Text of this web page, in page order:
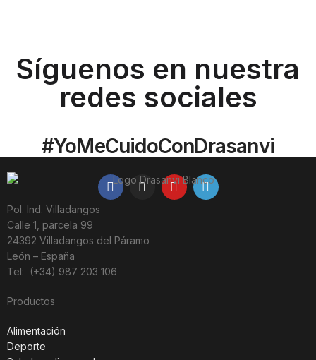
Síguenos en nuestra
redes sociales
#YoMeCuidoConDrasanvi
Pol. Ind. Villadangos
Calle 1, parcela 99
24392 Villadangos del Páramo
León – España
Tel: (+34) 987 203 106
Productos
Alimentación
Deporte